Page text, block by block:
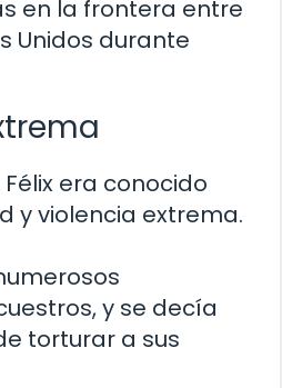
en la frontera entre
Unidos durante
era conocido
y violencia extrema.
y se decía
torturar a sus